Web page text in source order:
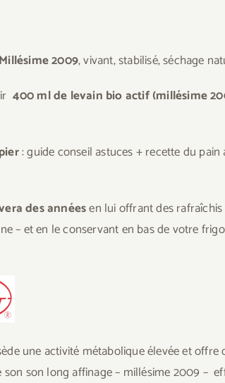
Millésime 2009, vivant, stabilisé, séchage
400 ml de levain bio actif (millésime
: guide conseil astuces + recette du pain
des annéesen lui offrant des
– et en le conservant en bas de votre
une activité métabolique élevée et offre
son long affinage – millésime 2009 –